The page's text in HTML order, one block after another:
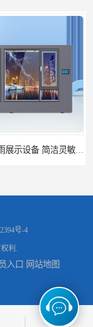
恒温恒湿试验箱制造商 操作简单 美观实用 清洁更方便
号-4
利.
入口 网站地图